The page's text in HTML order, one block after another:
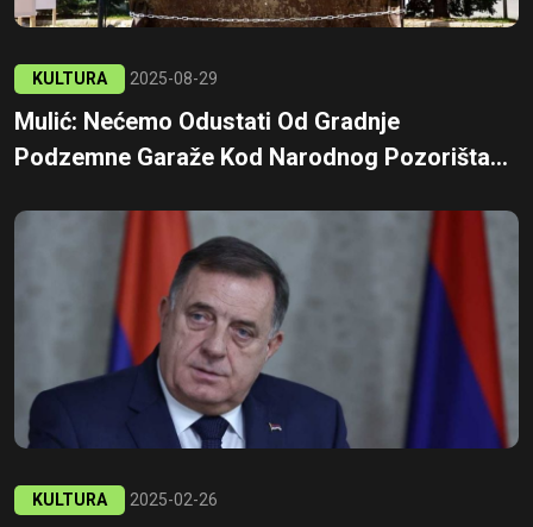
KULTURA 2025-08-29
Mulić: Nećemo Odustati Od Gradnje
Podzemne Garaže Kod Narodnog Pozorišta...
KULTURA 2025-02-26